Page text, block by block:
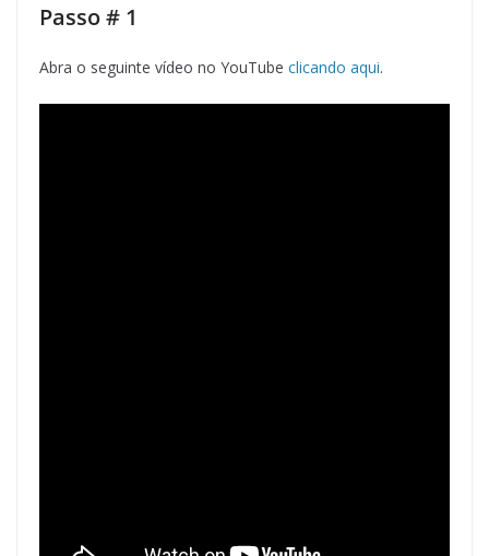
Passo # 1
Abra o seguinte vídeo no YouTube clicando aqui.